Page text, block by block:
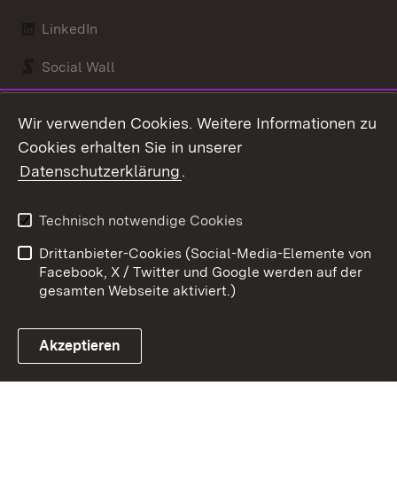
LinkedIn
Social Wall
Link zum Landesportal
Kontakt
Barrierefreiheit
Impressum
Cookies
Wir verwenden Cookies. Weitere Informationen zu
Cookies erhalten Sie in unserer
Datenschutzerklärung.
Technisch notwendige Cookies
Drittanbieter-Cookies (Social-Media-Elemente von
Facebook, X / Twitter und Google werden auf der
gesamten Webseite aktiviert.)
Akzeptieren